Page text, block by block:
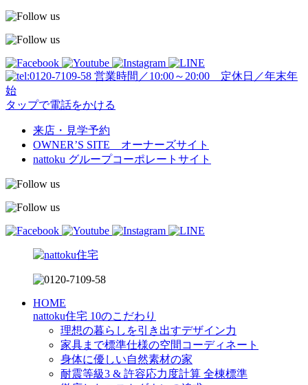
営業時間／10:00～20:00 定休日／年末年
始
タップで電話をかける
来店・見学予約
OWNER’S SITE オーナーズサイト
nattoku グループコーポレートサイト
HOME
nattoku住宅 10のこだわり
理想の暮らしを引き出すデザイン力
家具まで標準仕様の空間コーディネート
身体に優しい自然素材の家
耐震等級3 & 許容応力度計算 全棟標準